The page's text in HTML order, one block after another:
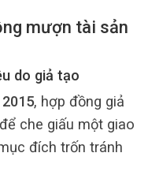
mượn tài sản
do giả tạo
, hợp đồng giả
che giấu một giao
đích trốn tránh